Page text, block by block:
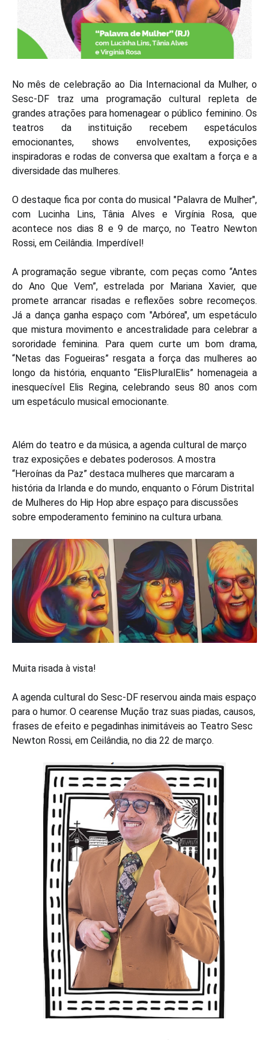
No mês de celebração ao Dia Internacional da Mulher, o
Sesc-DF traz uma programação cultural repleta de
grandes atrações para homenagear o público feminino. Os
teatros da instituição recebem espetáculos
emocionantes, shows envolventes, exposições
inspiradoras e rodas de conversa que exaltam a força e a
diversidade das mulheres.
O destaque fica por conta do musical "Palavra de Mulher",
com Lucinha Lins, Tânia Alves e Virgínia Rosa, que
acontece nos dias 8 e 9 de março, no Teatro Newton
Rossi, em Ceilândia. Imperdível!
A programação segue vibrante, com peças como “Antes
do Ano Que Vem”, estrelada por Mariana Xavier, que
promete arrancar risadas e reflexões sobre recomeços.
Já a dança ganha espaço com "Arbórea", um espetáculo
que mistura movimento e ancestralidade para celebrar a
sororidade feminina. Para quem curte um bom drama,
“Netas das Fogueiras” resgata a força das mulheres ao
longo da história, enquanto “ElisPluralElis” homenageia a
inesquecível Elis Regina, celebrando seus 80 anos com
um espetáculo musical emocionante.
Além do teatro e da música, a agenda cultural de março
traz exposições e debates poderosos. A mostra
“Heroínas da Paz” destaca mulheres que marcaram a
história da Irlanda e do mundo, enquanto o Fórum Distrital
de Mulheres do Hip Hop abre espaço para discussões
sobre empoderamento feminino na cultura urbana.
Muita risada à vista!
A agenda cultural do Sesc-DF reservou ainda mais espaço
para o humor. O cearense Mução traz suas piadas, causos,
frases de efeito e pegadinhas inimitáveis ao Teatro Sesc
Newton Rossi, em Ceilândia, no dia 22 de março.